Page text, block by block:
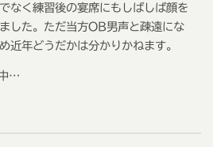
なく練習後の宴席にもしばしば顔を
した。ただ当方OB男声と疎遠にな
近年どうだかは分かりかねます。
…